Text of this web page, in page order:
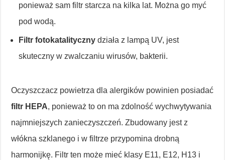
ponieważ sam filtr starcza na kilka lat. Można go myć
pod wodą.
Filtr fotokatalityczny działa z lampą UV, jest
skuteczny w zwalczaniu wirusów, bakterii.
Oczyszczacz powietrza dla alergików powinien posiadać
filtr HEPA, ponieważ to on ma zdolność wychwytywania
najmniejszych zanieczyszczeń. Zbudowany jest z
włókna szklanego i w filtrze przypomina drobną
harmonijkę. Filtr ten może mieć klasy E11, E12, H13 i